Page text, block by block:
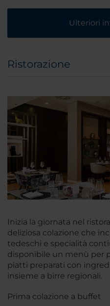
Ulteriori
Ristorazione
Inizia la giornata nel
deliziosa colazione che
tedeschi e specialità
disponibile un menù per
piatti preparati con
insieme a birre regionali.
Prima colazione a buffet